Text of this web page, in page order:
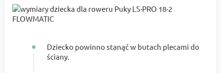
Dziecko powinno stanąć w butach plecami do
ściany.